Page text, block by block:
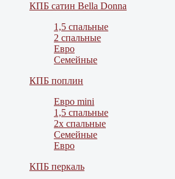
КПБ сатин Bella Donna
1,5 спальные
2 спальные
Евро
Семейные
КПБ поплин
Евро mini
1,5 спальные
2х спальные
Семейные
Евро
КПБ перкаль